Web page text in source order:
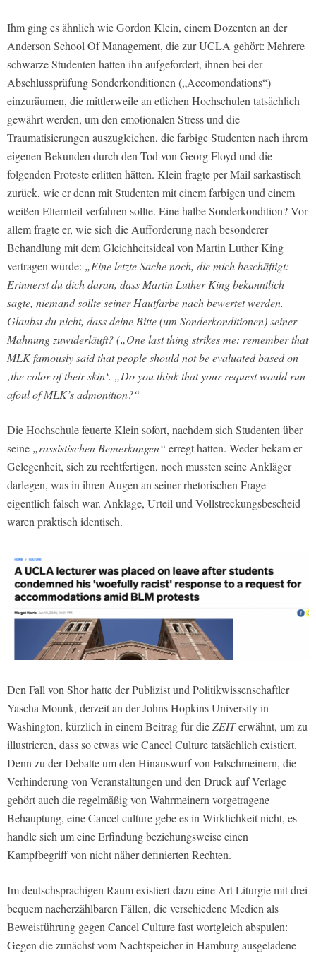
Ihm ging es ähnlich wie Gordon Klein, einem Dozenten an der
Anderson School Of Management, die zur UCLA gehört: Mehrere
schwarze Studenten hatten ihn aufgefordert, ihnen bei der
Abschlussprüfung Sonderkonditionen („Accomondations“)
einzuräumen, die mittlerweile an etlichen Hochschulen tatsächlich
gewährt werden, um den emotionalen Stress und die
Traumatisierungen auszugleichen, die farbige Studenten nach ihrem
eigenen Bekunden durch den Tod von Georg Floyd und die
folgenden Proteste erlitten hätten. Klein fragte per Mail sarkastisch
zurück, wie er denn mit Studenten mit einem farbigen und einem
weißen Elternteil verfahren sollte. Eine halbe Sonderkondition? Vor
allem fragte er, wie sich die Aufforderung nach besonderer
Behandlung mit dem Gleichheitsideal von Martin Luther King
vertragen würde: „Eine letzte Sache noch, die mich beschäftigt:
Erinnerst du dich daran, dass Martin Luther King bekanntlich
sagte, niemand sollte seiner Hautfarbe nach bewertet werden.
Glaubst du nicht, dass deine Bitte (um Sonderkonditionen) seiner
Mahnung zuwiderläuft? („One last thing strikes me: remember that
MLK famously said that people should not be evaluated based on
‚the color of their skin‘. „Do you think that your request would run
afoul of MLK’s admonition?“
Die Hochschule feuerte Klein sofort, nachdem sich Studenten über
seine „rassistischen Bemerkungen“ erregt hatten. Weder bekam er
Gelegenheit, sich zu rechtfertigen, noch mussten seine Ankläger
darlegen, was in ihren Augen an seiner rhetorischen Frage
eigentlich falsch war. Anklage, Urteil und Vollstreckungsbescheid
waren praktisch identisch.
Den Fall von Shor hatte der Publizist und Politikwissenschaftler
Yascha Mounk, derzeit an der Johns Hopkins University in
Washington, kürzlich in einem Beitrag für dieZEITerwähnt, um zu
illustrieren, dass so etwas wie Cancel Culture tatsächlich existiert.
Denn zu der Debatte um den Hinauswurf von Falschmeinern, die
Verhinderung von Veranstaltungen und den Druck auf Verlage
gehört auch die regelmäßig von Wahrmeinern vorgetragene
Behauptung, eine Cancel culture gebe es in Wirklichkeit nicht, es
handle sich um eine Erfindung beziehungsweise einen
Kampfbegriff von nicht näher definierten Rechten.
Im deutschsprachigen Raum existiert dazu eine Art Liturgie mit drei
bequem nacherzählbaren Fällen, die verschiedene Medien als
Beweisführung gegen Cancel Culture fast wortgleich abspulen:
Gegen die zunächst vom Nachtspeicher in Hamburg ausgeladene